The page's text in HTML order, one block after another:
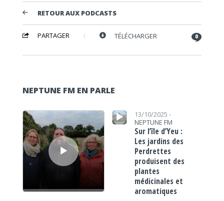
RETOUR AUX PODCASTS
PARTAGER TÉLÉCHARGER 0
NEPTUNE FM EN PARLE
Lecteur audio
Lecteur audio
13/10/2025 -
NEPTUNE FM
Sur l’île d’Yeu :
Les jardins des
Perdrettes
produisent des
plantes
médicinales et
aromatiques